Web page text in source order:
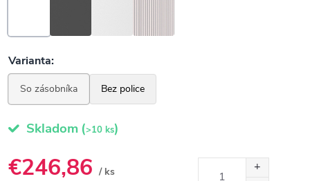
Skladom (>10 ks)
€246,86 / ks